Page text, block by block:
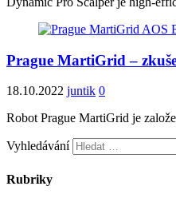
Prague MartiGrid –
18.10.2022 juntik 0
Robot Prague MartiGrid je
Vyhledávání
Rubriky